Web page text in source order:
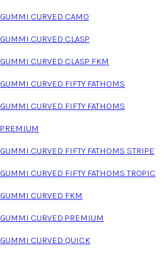
GUMMI CURVED CAMO
GUMMI CURVED CLASP
GUMMI CURVED CLASP FKM
GUMMI CURVED FIFTY FATHOMS
GUMMI CURVED FIFTY FATHOMS
PREMIUM
GUMMI CURVED FIFTY FATHOMS STRIPE
GUMMI CURVED FIFTY FATHOMS TROPIC
GUMMI CURVED FKM
GUMMI CURVED PREMIUM
GUMMI CURVED QUICK